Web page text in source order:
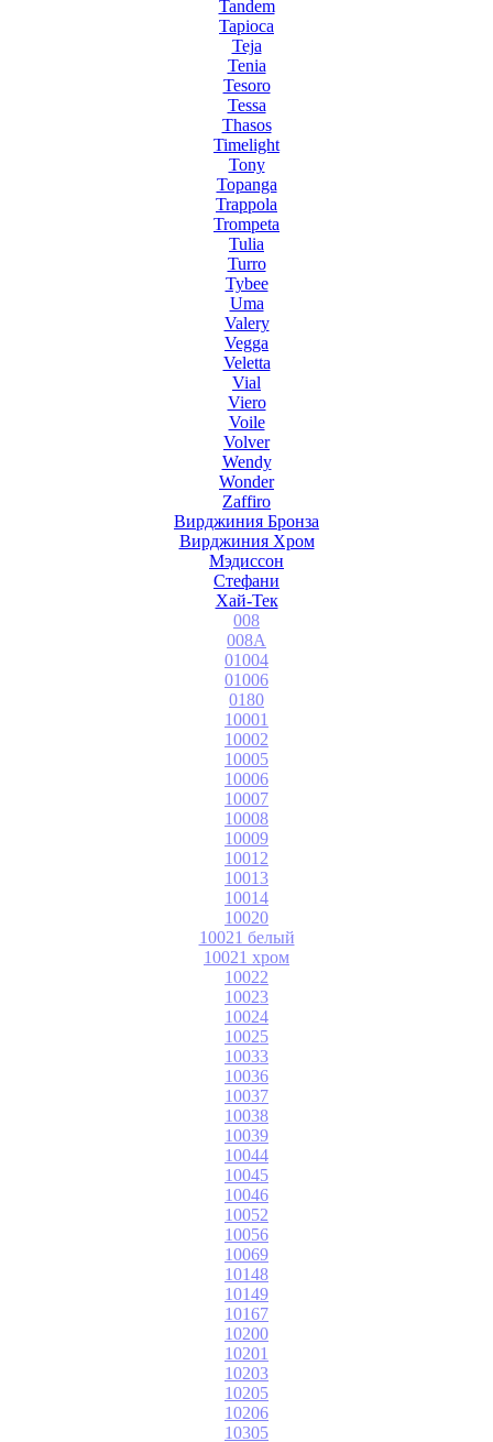
Tandem
Tapioca
Teja
Tenia
Tesoro
Tessa
Thasos
Timelight
Tony
Topanga
Trappola
Trompeta
Tulia
Turro
Tybee
Uma
Valery
Vegga
Veletta
Vial
Viero
Voile
Volver
Wendy
Wonder
Zaffiro
Вирджиния Бронза
Вирджиния Хром
Мэдиссон
Стефани
Хай-Тек
008
008A
01004
01006
0180
10001
10002
10005
10006
10007
10008
10009
10012
10013
10014
10020
10021 белый
10021 хром
10022
10023
10024
10025
10033
10036
10037
10038
10039
10044
10045
10046
10052
10056
10069
10148
10149
10167
10200
10201
10203
10205
10206
10305